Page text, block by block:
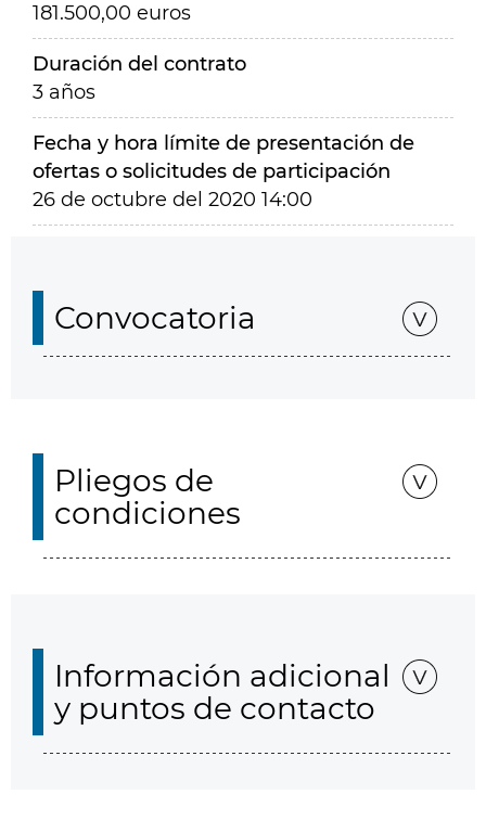
181.500,00 euros
Duración del contrato
3 años
Fecha y hora límite de presentación de
ofertas o solicitudes de participación
26 de octubre del 2020 14:00
Convocatoria
Pliegos de
condiciones
Información adicional
y puntos de contacto